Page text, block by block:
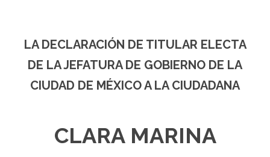
LA DECLARACIÓN DE TITULAR ELECTA
DE LA JEFATURA DE GOBIERNO DE LA
CIUDAD DE MÉXICO A LA CIUDADANA
CLARA MARINA